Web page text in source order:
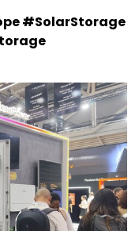
#SolarStorage